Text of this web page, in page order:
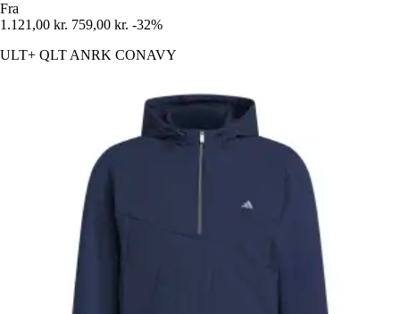
Fra
1.121,00 kr. 759,00 kr. -32%
ULT+ QLT ANRK CONAVY